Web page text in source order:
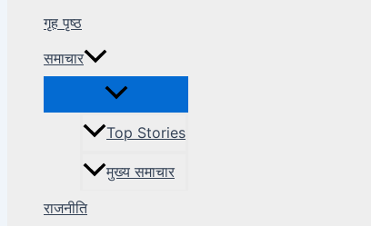
गृह पृष्ठ
समाचार
Top Stories
मुख्य समाचार
राजनीति